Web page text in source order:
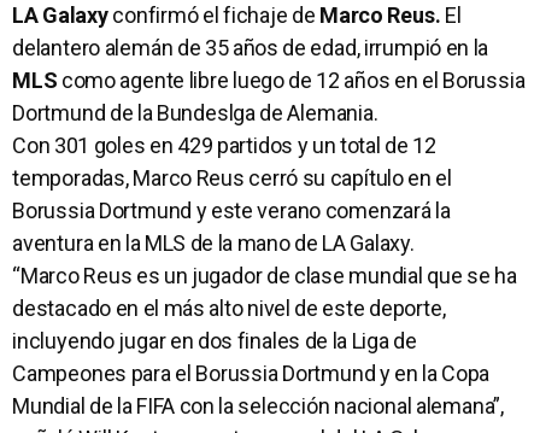
LA Galaxyconfirmó el fichaje de Marco Reus. El
delantero alemán de 35 años de edad, irrumpió en la
MLS como agente libre luego de 12 años en el Borussia
Dortmund de la Bundeslga de Alemania.
Con 301 goles en 429 partidos y un total de 12
temporadas, Marco Reus cerró su capítulo en el
Borussia Dortmund y este verano comenzará la
aventura en la MLS de la mano de LA Galaxy.
“Marco Reus es un jugador de clase mundial que se ha
destacado en el más alto nivel de este deporte,
incluyendo jugar en dos finales de la Liga de
Campeones para el Borussia Dortmund y en la Copa
Mundial de la FIFA con la selección nacional alemana”,